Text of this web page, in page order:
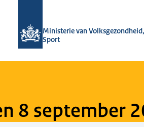
Ministerie van
Sport
8 september